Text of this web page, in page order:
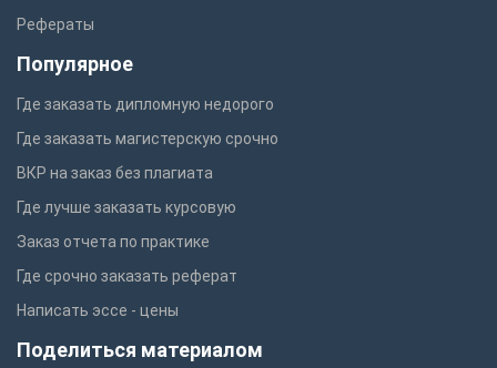
Рефераты
Популярное
Где заказать дипломную недорого
Где заказать магистерскую срочно
ВКР на заказ без плагиата
Где лучше заказать курсовую
Заказ отчета по практике
Где срочно заказать реферат
Написать эссе - цены
Поделиться материалом